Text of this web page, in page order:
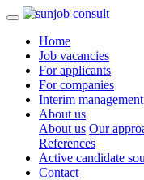
Home
Job vacancies
For applicants
For companies
Interim management
About us
About us Our
References
Active candidate
Contact